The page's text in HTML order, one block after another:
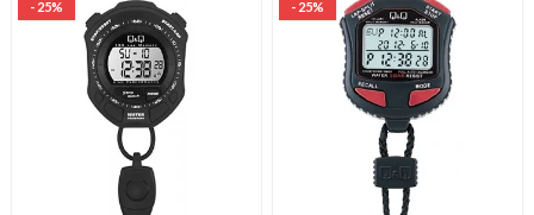
- 25% - 25%